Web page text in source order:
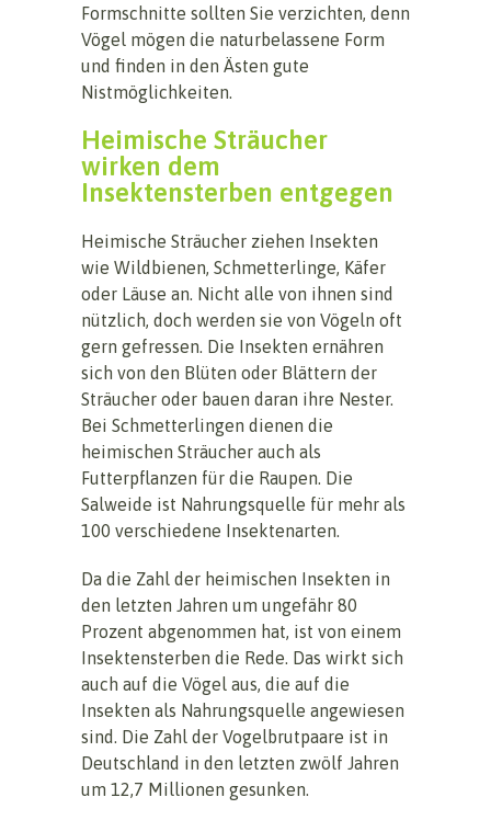
Formschnitte sollten Sie verzichten, denn
Vögel mögen die naturbelassene Form
und finden in den Ästen gute
Nistmöglichkeiten.
Heimische Sträucher
wirken dem
Insektensterben entgegen
Heimische Sträucher ziehen Insekten
wie Wildbienen, Schmetterlinge, Käfer
oder Läuse an. Nicht alle von ihnen sind
nützlich, doch werden sie von Vögeln oft
gern gefressen. Die Insekten ernähren
sich von den Blüten oder Blättern der
Sträucher oder bauen daran ihre Nester.
Bei Schmetterlingen dienen die
heimischen Sträucher auch als
Futterpflanzen für die Raupen. Die
Salweide ist Nahrungsquelle für mehr als
100 verschiedene Insektenarten.
Da die Zahl der heimischen Insekten in
den letzten Jahren um ungefähr 80
Prozent abgenommen hat, ist von einem
Insektensterben die Rede. Das wirkt sich
auch auf die Vögel aus, die auf die
Insekten als Nahrungsquelle angewiesen
sind. Die Zahl der Vogelbrutpaare ist in
Deutschland in den letzten zwölf Jahren
um 12,7 Millionen gesunken.